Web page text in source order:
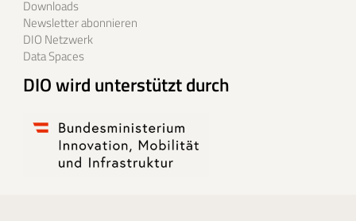
Downloads
Newsletter abonnieren
DIO Netzwerk
Data Spaces
DIO wird unterstützt durch